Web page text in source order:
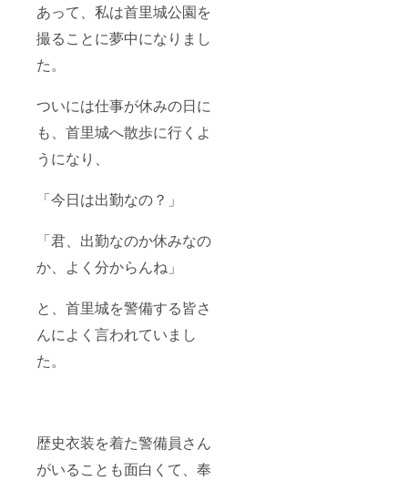
あって、私は首里城公園を
撮ることに夢中になりまし
た。
ついには仕事が休みの日に
も、首里城へ散歩に行くよ
うになり、
「今日は出勤なの？」
「君、出勤なのか休みなの
か、よく分からんね」
と、首里城を警備する皆さ
んによく言われていまし
た。
歴史衣装を着た警備員さん
がいることも面白くて、奉